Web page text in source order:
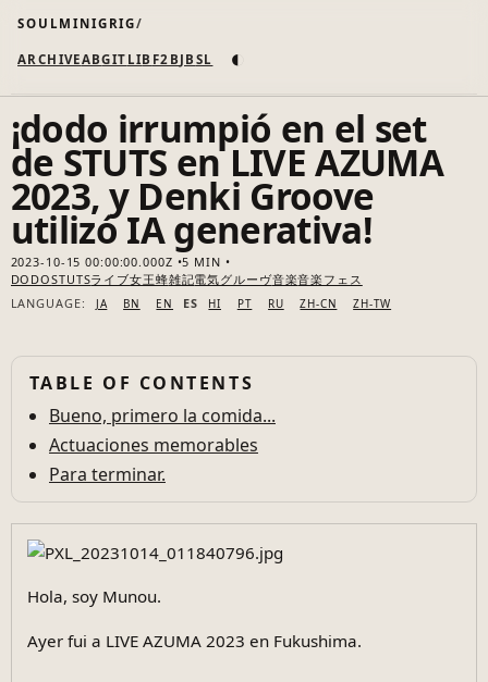
SOULMINIGRIG
ARCHIVEABGIT LIB F2B JB SL ◐
¡dodo irrumpió en el set
de STUTS en LIVE AZUMA
2023, y Denki Groove
utilizó IA generativa!
2023-10-15 00:00:00.000Z
5 MIN
DODOSTUTSライブ女王蜂雑記電気グルーヴ音楽音楽フェス
LANGUAGE:
JA BN EN ES HI PT RU ZH-CN ZH-TW
TABLE OF CONTENTS
Bueno, primero la comida...
Actuaciones memorables
Para terminar.
Hola, soy Munou.
Ayer fui a LIVE AZUMA 2023 en Fukushima.